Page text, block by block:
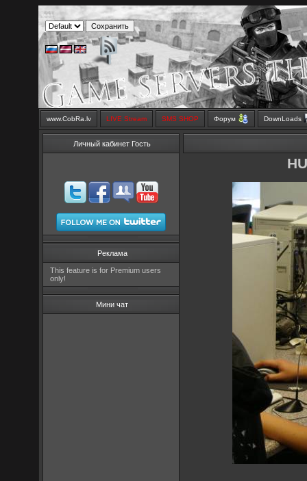
www.CobRa.lv LIVE Stream SMS SHOP Форум DownLoads
Личный кабинет Гость
Реклама
This feature is for Premium users
only!
Мини чат